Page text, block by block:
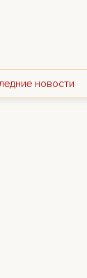
новости